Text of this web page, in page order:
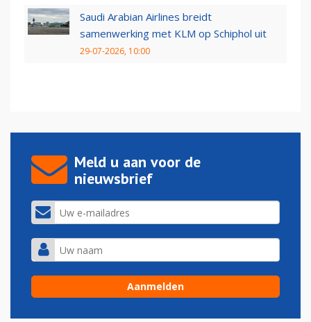
Saudi Arabian Airlines breidt
samenwerking met KLM op Schiphol uit
29-07-2026, 10:00
Meld u aan voor de
nieuwsbrief